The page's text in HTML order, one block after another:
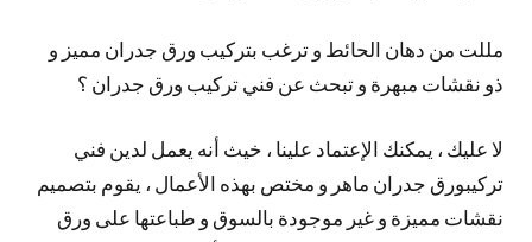
مللت من دهان الحائط و ترغب بتركيب ورق جدران مميز و
ذو نقشات مبهرة و تبحث عن فني تركيب ورق جدران ؟
لا عليك ، يمكنك الإعتماد علينا ، خيث أنه يعمل لدين فني
تركيبورق جدران ماهر و مختص بهذه الأعمال ، يقوم بتصميم
نقشات مميزة و غير موجودة بالسوق و طباعتها على ورق